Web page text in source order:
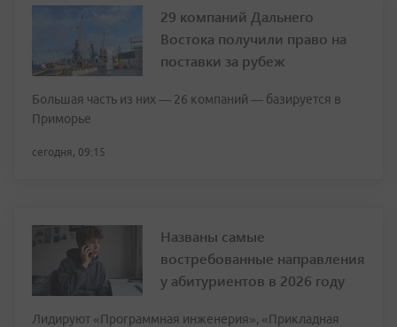
29 компаний Дальнего
Востока получили право на
поставки за рубеж
Большая часть из них — 26 компаний — базируется в
Приморье
сегодня, 09:15
Названы самые
востребованные направления
у абитуриентов в 2026 году
Лидируют «Программная инженерия», «Прикладная